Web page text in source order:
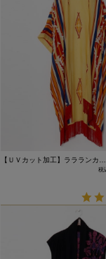
【ＵＶカット加工】ララランカ…